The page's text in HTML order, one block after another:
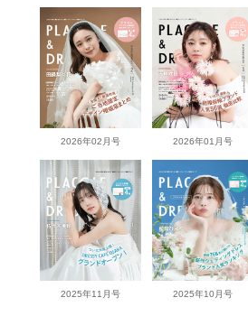
2026年02月号 2026年01月号
2025年11月号 2025年10月号